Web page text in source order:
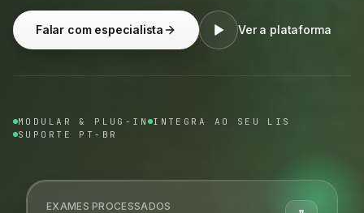
Falar com especialista Ver a plataforma
MODULAR & PLUG-IN INTEGRA AO SEU LIS
SUPORTE PT-BR
EXAMES PROCESSADOS